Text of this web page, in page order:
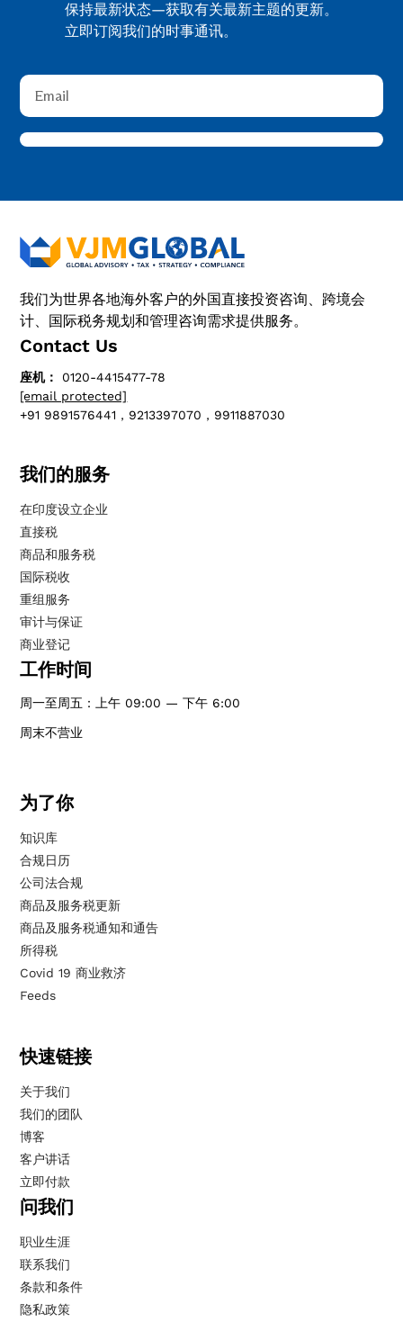
保持最新状态—获取有关最新主题的更新。
立即订阅我们的时事通讯。
我们为世界各地海外客户的外国直接投资咨询、跨境会
计、国际税务规划和管理咨询需求提供服务。
Contact Us
座机：
0120-4415477-78
[email protected]
+91 9891576441，9213397070，9911887030
我们的服务
在印度设立企业
直接税
商品和服务税
国际税收
重组服务
审计与保证
商业登记
工作时间
周一至周五：上午 09:00 — 下午 6:00
周末不营业
为了你
知识库
合规日历
公司法合规
商品及服务税更新
商品及服务税通知和通告
所得税
Covid 19 商业救济
Feeds
快速链接
关于我们
我们的团队
博客
客户讲话
立即付款
问我们
职业生涯
联系我们
条款和条件
隐私政策